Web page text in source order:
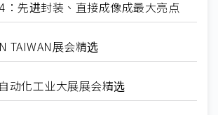
：先进封装、直接成像成最大亮点
TAIWAN展会精选
动化工业大展展会精选